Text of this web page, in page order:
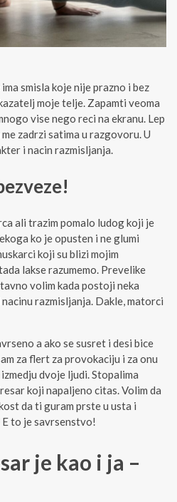
smisla koje nije prazno i bez
moje telje. Zapamti veoma
vise nego reci na ekranu. Lep
zadrzi satima u razgovoru. U
i nacin razmisljanja.
ali trazim pomalo ludog koji je
ko je opusten i ne glumi
koji su blizi mojim
lakse razumemo. Prevelike
volim kada postoji neka
razmisljanja. Dakle, matorci
a ako se susret i desi bice
za flert za provokaciju i za onu
dvoje ljudi. Stopalima
koji napaljeno citas. Volim da
da ti guram prste u usta i
E to je savrsenstvo!
je kao i ja –